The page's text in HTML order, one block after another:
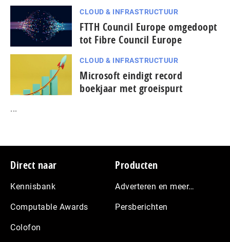
CLOUD & INFRASTRUCTUUR
FTTH Council Europe omgedoopt
tot Fibre Council Europe
CLOUD & INFRASTRUCTUUR
Microsoft eindigt record
boekjaar met groeispurt
...
Footer
Direct naar
Kennisbank
Computable Awards
Colofon
Producten
Adverteren en meer…
Persberichten